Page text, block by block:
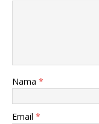
Nama *
Email *